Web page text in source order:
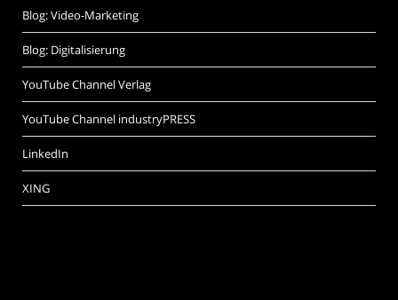
Blog: Video-Marketing
Blog: Digitalisierung
YouTube Channel Verlag
YouTube Channel industryPRESS
LinkedIn
XING